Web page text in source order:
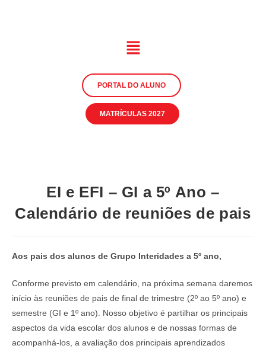
PORTAL DO ALUNO
MATRÍCULAS 2027
EI e EFI – GI a 5º Ano –
Calendário de reuniões de pais
Aos pais dos alunos de Grupo Interidades a 5º ano,
Conforme previsto em calendário, na próxima semana daremos
início às reuniões de pais de final de trimestre (2º ao 5º ano) e
semestre (GI e 1º ano). Nosso objetivo é partilhar os principais
aspectos da vida escolar dos alunos e de nossas formas de
acompanhá-los, a avaliação dos principais aprendizados